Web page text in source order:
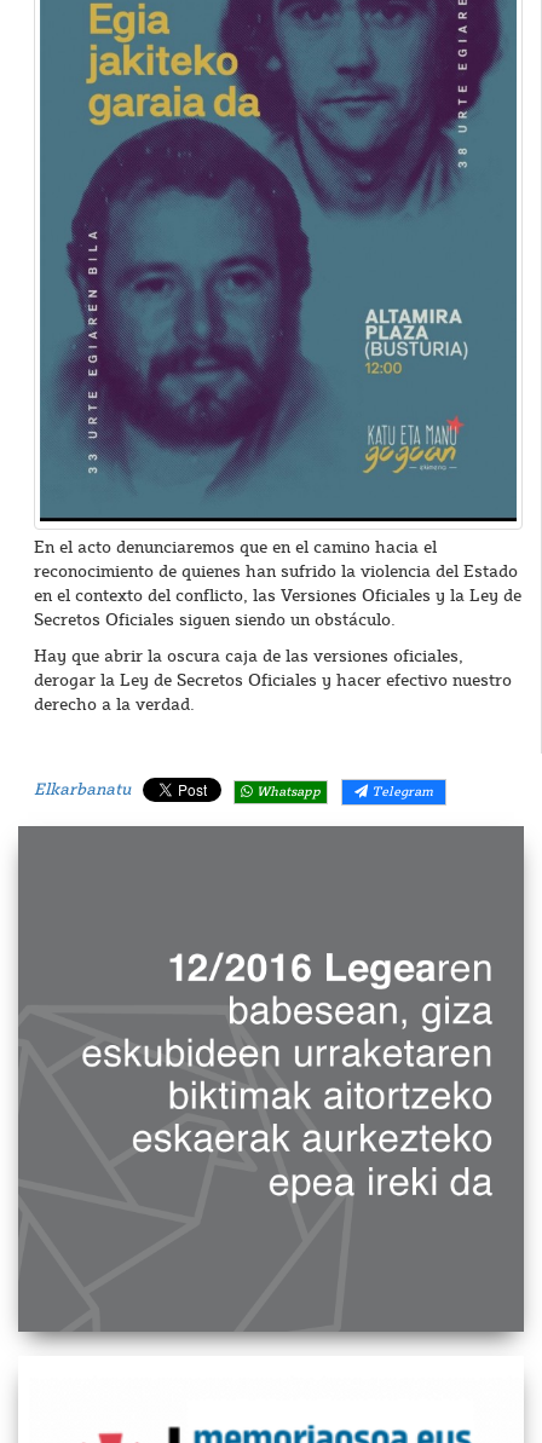
En el acto denunciaremos que en el camino hacia el
reconocimiento de quienes han sufrido la violencia del Estado
en el contexto del conflicto, las Versiones Oficiales y la Ley de
Secretos Oficiales siguen siendo un obstáculo.
Hay que abrir la oscura caja de las versiones oficiales,
derogar la Ley de Secretos Oficiales y hacer efectivo nuestro
derecho a la verdad.
Elkarbanatu Whatsapp Telegram